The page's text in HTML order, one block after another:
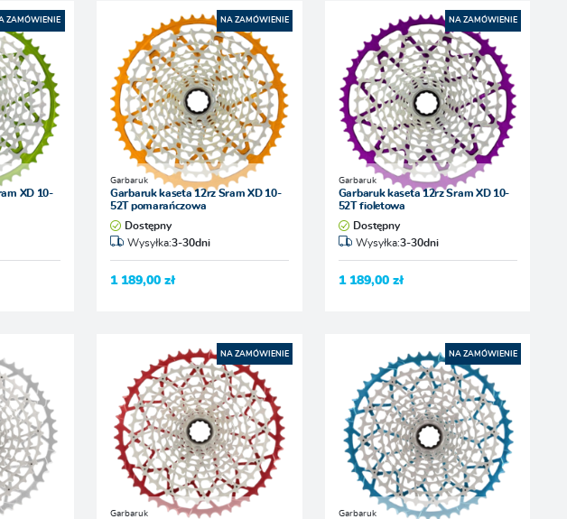
ZAMÓWIENIE
XD 10-
NA ZAMÓWIENIE
Garbaruk
Garbaruk kaseta 12rz Sram XD 10-
52T pomarańczowa
Dostępny
Wysyłka:3-30dni
1 189,00 zł
NA ZAMÓWIENIE
Garbaruk
Garbaruk kaseta 12rz Sram XD 10-
52T fioletowa
Dostępny
Wysyłka:3-30dni
1 189,00 zł
NA ZAMÓWIENIE
Garbaruk
NA ZAMÓWIENIE
Garbaruk